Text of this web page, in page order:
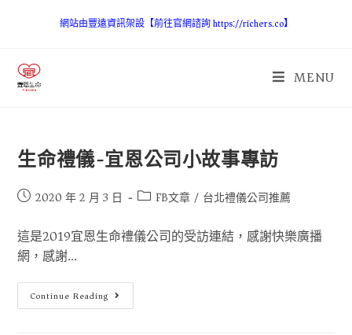
網站由豐遠資訊架設【前往官網諮詢 https://richers.co】
MENU
生命禮儀-宜恩公司小故事專訪
2020 年 2 月 3 日 FB文章 / 台北禮儀公司推薦
這是2019宜恩生命禮儀公司的受訪連結，感謝快樂廣播
網，感謝...
Continue Reading